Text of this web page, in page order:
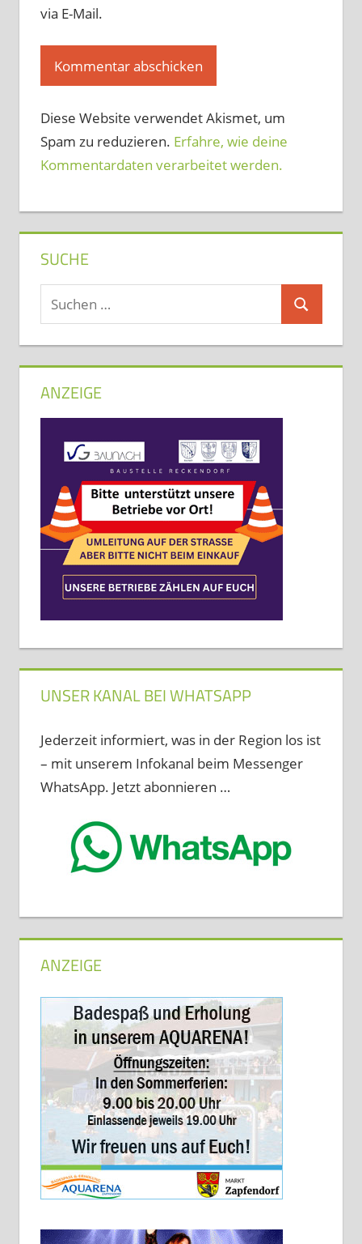
via E-Mail.
Diese Website verwendet Akismet, um
Spam zu reduzieren. Erfahre, wie deine
Kommentardaten verarbeitet werden.
SUCHE
Suchen
nach:
Suchen
ANZEIGE
UNSER KANAL BEI WHATSAPP
Jederzeit informiert, was in der Region los ist
– mit unserem Infokanal beim Messenger
WhatsApp. Jetzt abonnieren …
ANZEIGE